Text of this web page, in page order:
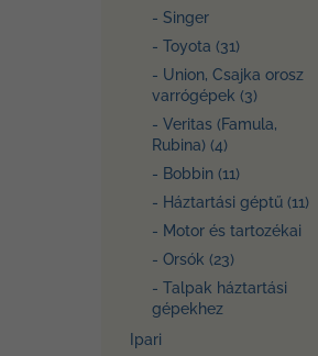
- Singer
- Toyota (31)
- Union, Csajka orosz
varrógépek (3)
- Veritas (Famula,
Rubina) (4)
- Bobbin (11)
- Háztartási géptű (11)
- Motor és tartozékai
- Orsók (23)
- Talpak háztartási
gépekhez
Ipari